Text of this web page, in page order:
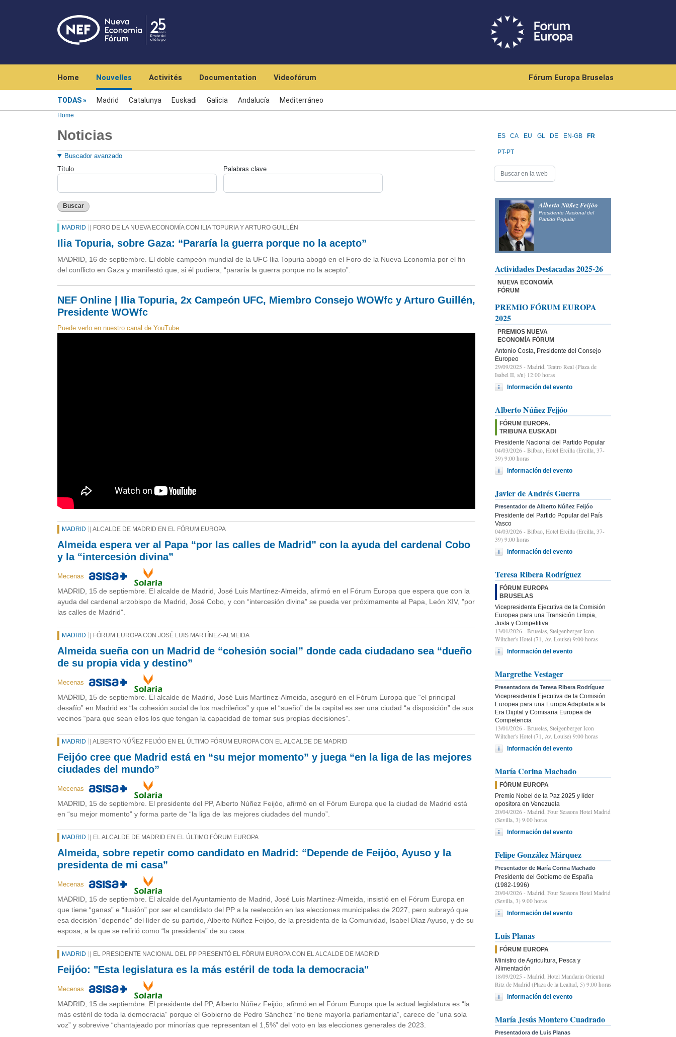
Home Nouvelles Activités Documentation Videofórum Fórum Europa Bruselas
TODAS Madrid Catalunya Euskadi Galicia Andalucía Mediterráneo
Home
Noticias
Buscador avanzado
Título
Palabras clave
Buscar
MADRID | FORO DE LA NUEVA ECONOMÍA CON ILIA TOPURIA Y ARTURO GUILLÉN
Ilia Topuria, sobre Gaza: “Pararía la guerra porque no la acepto”
MADRID, 16 de septiembre. El doble campeón mundial de la UFC Ilia Topuria abogó en el Foro de la Nueva Economía por el fin
del conflicto en Gaza y manifestó que, si él pudiera, “pararía la guerra porque no la acepto”.
NEF Online | Ilia Topuria, 2x Campeón UFC, Miembro Consejo WOWfc y Arturo Guillén,
Presidente WOWfc
Puede verlo en nuestro canal de YouTube
MADRID | ALCALDE DE MADRID EN EL FÓRUM EUROPA
Almeida espera ver al Papa “por las calles de Madrid” con la ayuda del cardenal Cobo
y la “intercesión divina”
Mecenas
MADRID, 15 de septiembre. El alcalde de Madrid, José Luis Martínez-Almeida, afirmó en el Fórum Europa que espera que con la
ayuda del cardenal arzobispo de Madrid, José Cobo, y con “intercesión divina” se pueda ver próximamente al Papa, León XIV, "por
las calles de Madrid".
MADRID | FÓRUM EUROPA CON JOSÉ LUIS MARTÍNEZ-ALMEIDA
Almeida sueña con un Madrid de “cohesión social” donde cada ciudadano sea “dueño
de su propia vida y destino”
Mecenas
MADRID, 15 de septiembre. El alcalde de Madrid, José Luis Martínez-Almeida, aseguró en el Fórum Europa que “el principal
desafío” en Madrid es “la cohesión social de los madrileños” y que el “sueño” de la capital es ser una ciudad “a disposición” de sus
vecinos “para que sean ellos los que tengan la capacidad de tomar sus propias decisiones”.
MADRID | ALBERTO NÚÑEZ FEIJÓO EN EL ÚLTIMO FÓRUM EUROPA CON EL ALCALDE DE MADRID
Feijóo cree que Madrid está en “su mejor momento” y juega “en la liga de las mejores
ciudades del mundo”
Mecenas
MADRID, 15 de septiembre. El presidente del PP, Alberto Núñez Feijóo, afirmó en el Fórum Europa que la ciudad de Madrid está
en “su mejor momento” y forma parte de “la liga de las mejores ciudades del mundo”.
MADRID | EL ALCALDE DE MADRID EN EL ÚLTIMO FÓRUM EUROPA
Almeida, sobre repetir como candidato en Madrid: “Depende de Feijóo, Ayuso y la
presidenta de mi casa”
Mecenas
MADRID, 15 de septiembre. El alcalde del Ayuntamiento de Madrid, José Luis Martínez-Almeida, insistió en el Fórum Europa en
que tiene “ganas” e “ilusión” por ser el candidato del PP a la reelección en las elecciones municipales de 2027, pero subrayó que
esa decisión “depende” del líder de su partido, Alberto Núñez Feijóo, de la presidenta de la Comunidad, Isabel Díaz Ayuso, y de su
esposa, a la que se refirió como “la presidenta” de su casa.
MADRID | EL PRESIDENTE NACIONAL DEL PP PRESENTÓ EL FÓRUM EUROPA CON EL ALCALDE DE MADRID
Feijóo: "Esta legislatura es la más estéril de toda la democracia"
Mecenas
MADRID, 15 de septiembre. El presidente del PP, Alberto Núñez Feijóo, afirmó en el Fórum Europa que la actual legislatura es “la
más estéril de toda la democracia” porque el Gobierno de Pedro Sánchez “no tiene mayoría parlamentaria”, carece de “una sola
voz” y sobrevive “chantajeado por minorías que representan el 1,5%” del voto en las elecciones generales de 2023.
ES CA EU GL DE EN-GB FR
PT-PT
Alberto Núñez Feijóo
Presidente Nacional del
Partido Popular
Actividades Destacadas 2025-26
NUEVA ECONOMÍA
FÓRUM
PREMIO FÓRUM EUROPA
2025
PREMIOS NUEVA
ECONOMÍA FÓRUM
Antonio Costa, Presidente del Consejo
Europeo
29/09/2025 - Madrid, Teatro Real (Plaza de
Isabel II, s/n) 12:00 horas
Información del evento
Alberto Núñez Feijóo
FÓRUM EUROPA.
TRIBUNA EUSKADI
Presidente Nacional del Partido Popular
04/03/2026 - Bilbao, Hotel Ercilla (Ercilla, 37-
39) 9:00 horas
Información del evento
Javier de Andrés Guerra
Presentador de Alberto Núñez Feijóo
Presidente del Partido Popular del País
Vasco
04/03/2026 - Bilbao, Hotel Ercilla (Ercilla, 37-
39) 9:00 horas
Información del evento
Teresa Ribera Rodríguez
FÓRUM EUROPA
BRUSELAS
Vicepresidenta Ejecutiva de la Comisión
Europea para una Transición Limpia,
Justa y Competitiva
13/01/2026 - Bruselas, Steigenberger Icon
Wiltcher's Hotel (71, Av. Louise) 9:00 horas
Información del evento
Margrethe Vestager
Presentadora de Teresa Ribera Rodríguez
Vicepresidenta Ejecutiva de la Comisión
Europea para una Europa Adaptada a la
Era Digital y Comisaria Europea de
Competencia
13/01/2026 - Bruselas, Steigenberger Icon
Wiltcher's Hotel (71, Av. Louise) 9:00 horas
Información del evento
María Corina Machado
FÓRUM EUROPA
Premio Nobel de la Paz 2025 y líder
opositora en Venezuela
20/04/2026 - Madrid, Four Seasons Hotel Madrid
(Sevilla, 3) 9.00 horas
Información del evento
Felipe González Márquez
Presentador de María Corina Machado
Presidente del Gobierno de España
(1982-1996)
20/04/2026 - Madrid, Four Seasons Hotel Madrid
(Sevilla, 3) 9.00 horas
Información del evento
Luis Planas
FÓRUM EUROPA
Ministro de Agricultura, Pesca y
Alimentación
18/09/2025 - Madrid, Hotel Mandarin Oriental
Ritz de Madrid (Plaza de la Lealtad, 5) 9:00 horas
Información del evento
María Jesús Montero Cuadrado
Presentadora de Luis Planas